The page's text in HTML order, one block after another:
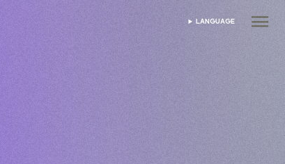
ভাষা নির্বাচন করুন
LANGUAGE